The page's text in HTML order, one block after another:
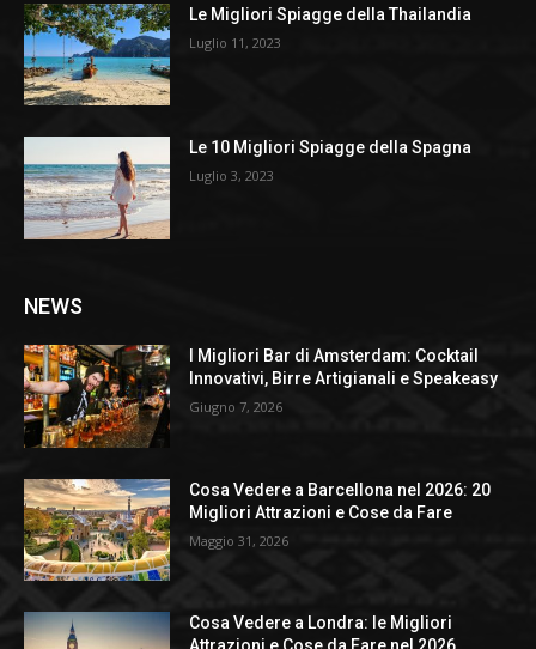
Le Migliori Spiagge della Thailandia
Luglio 11, 2023
Le 10 Migliori Spiagge della Spagna
Luglio 3, 2023
NEWS
I Migliori Bar di Amsterdam: Cocktail
Innovativi, Birre Artigianali e Speakeasy
Giugno 7, 2026
Cosa Vedere a Barcellona nel 2026: 20
Migliori Attrazioni e Cose da Fare
Maggio 31, 2026
Cosa Vedere a Londra: le Migliori